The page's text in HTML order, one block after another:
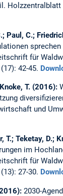
Holzzentralblatt
Paul, C.;
für
42-45.
T. (2016):
und
T.; Teketay, D.;
im
für
27-30.
2030-